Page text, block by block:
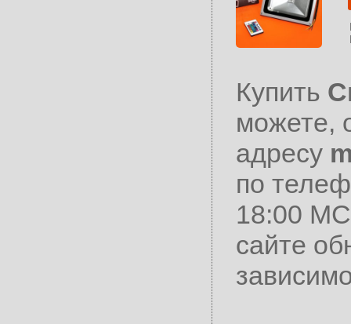
Купить
можете,
адресу
по
18:00
сайте